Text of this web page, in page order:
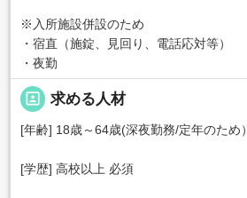
※入所施設併設のため
・宿直（施錠、見回り、電話応対等）
・夜勤
portrait 求める人材
[年齢] 18歳～64歳(深夜勤務/定年のため）
[学歴] 高校以上 必須